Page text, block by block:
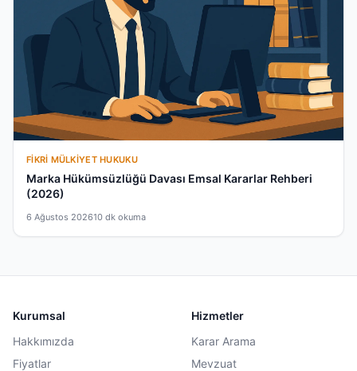
FIKRI MÜLKIYET HUKUKU
Marka Hükümsüzlüğü Davası Emsal Kararlar Rehberi
(2026)
6 Ağustos 202610 dk okuma
Kurumsal
Hakkımızda
Fiyatlar
Hizmetler
Karar Arama
Mevzuat